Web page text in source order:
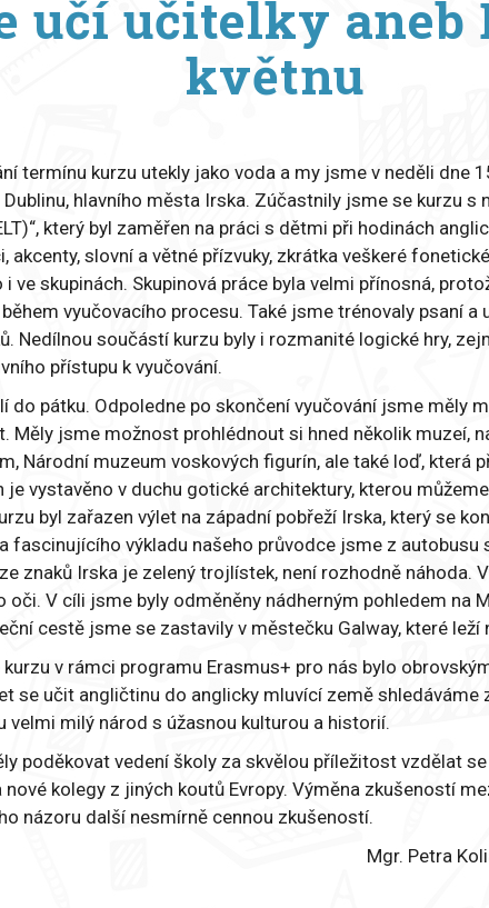
učí učitelky aneb
květnu
termínu kurzu utekly jako voda a my jsme v neděli dne
hlavního města Irska. Zúčastnily jsme se kurzu s
který byl zaměřen na práci s dětmi při hodinách
akcenty, slovní a větné přízvuky, zkrátka veškeré
i ve skupinách. Skupinová práce byla velmi přínosná,
vyučovacího procesu. Také jsme trénovaly psaní
Nedílnou součástí kurzu byly i rozmanité logické hry,
přístupu k vyučování.
do pátku. Odpoledne po skončení vyučování jsme měly
Měly jsme možnost prohlédnout si hned několik muzeí,
Národní muzeum voskových figurín, ale také loď, která
je vystavěno v duchu gotické architektury, kterou
byl zařazen výlet na západní pobřeží Irska, který se
fascinujícího výkladu našeho průvodce jsme z autobusu
znaků Irska je zelený trojlístek, není rozhodně náhoda.
oči. V cíli jsme byly odměněny nádherným pohledem na
cestě jsme se zastavily v městečku Galway, které leží
v rámci programu Erasmus+ pro nás bylo
se učit angličtinu do anglicky mluvící země shledáváme
velmi milý národ s úžasnou kulturou a historií.
poděkovat vedení školy za skvělou příležitost vzdělat
kolegy z jiných koutů Evropy. Výměna zkušeností
názoru další nesmírně cennou zkušeností.
Mgr. Petra